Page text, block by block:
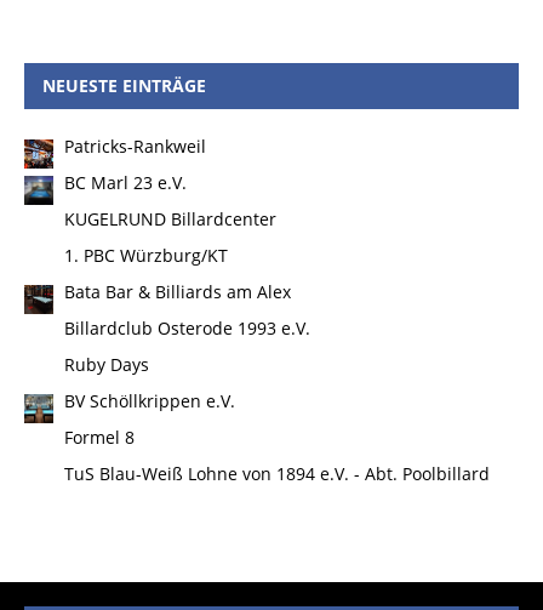
NEUESTE EINTRÄGE
Patricks-Rankweil
BC Marl 23 e.V.
KUGELRUND Billardcenter
1. PBC Würzburg/KT
Bata Bar & Billiards am Alex
Billardclub Osterode 1993 e.V.
Ruby Days
BV Schöllkrippen e.V.
Formel 8
TuS Blau-Weiß Lohne von 1894 e.V. - Abt. Poolbillard